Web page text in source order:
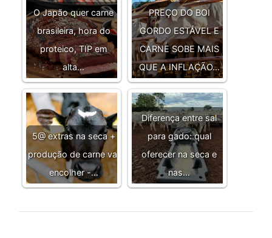
O Japão quer carne
brasileira, hora do
proteico, TIP em
alta…
PREÇO DO BOI
GORDO ESTÁVEL E
CARNE SOBE MAIS
QUE A INFLAÇÃO…
5@ extras na seca +
produção de carne vai
encolher -…
Diferença entre sal
para gado: qual
oferecer na seca e
nas…